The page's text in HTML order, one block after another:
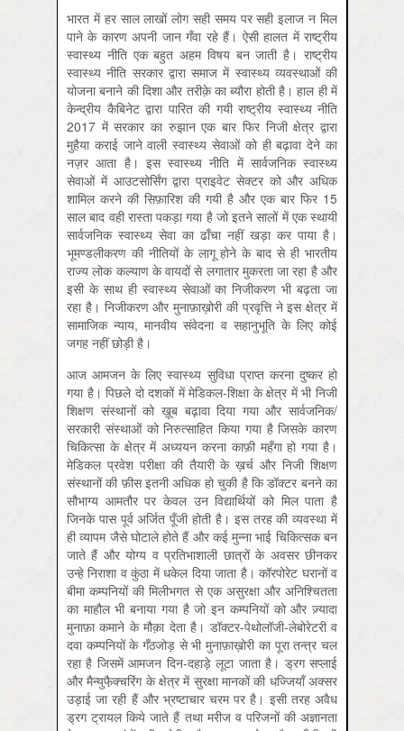
भारत में हर साल लाखों लोग सही समय पर सही इलाज न मिल
पाने के कारण अपनी जान गँवा रहे हैं। ऐसी हालत में राष्ट्रीय
स्वास्थ्य नीति एक बहुत अहम विषय बन जाती है। राष्ट्रीय
स्वास्थ्य नीति सरकार द्वारा समाज में स्वास्थ्य व्यवस्थाओं की
योजना बनाने की दिशा और तरीक़े का ब्यौरा होती है। हाल ही में
केन्द्रीय कैबिनेट द्वारा पारित की गयी राष्ट्रीय स्वास्थ्य नीति
2017 में सरकार का रुझान एक बार फिर निजी क्षेत्र द्वारा
मुहैया कराई जाने वाली स्वास्थ्य सेवाओं को ही बढ़ावा देने का
नज़र आता है। इस स्वास्थ्य नीति में सार्वजनिक स्वास्थ्य
सेवाओं में आउटसोर्सिंग द्वारा प्राइवेट सेक्टर को और अधिक
शामिल करने की सिफ़ारिश की गयी है और एक बार फिर 15
साल बाद वही रास्ता पकड़ा गया है जो इतने सालों में एक स्थायी
सार्वजनिक स्वास्थ्य सेवा का ढाँचा नहीं खड़ा कर पाया है।
भूमण्डलीकरण की नीतियों के लागू होने के बाद से ही भारतीय
राज्य लोक कल्याण के वायदों से लगातार मुकरता जा रहा है और
इसी के साथ ही स्वास्थ्य सेवाओं का निजीकरण भी बढ़ता जा
रहा है। निजीकरण और मुनाफ़ाख़ोरी की प्रवृत्ति ने इस क्षेत्र में
सामाजिक न्याय, मानवीय संवेदना व सहानुभूति के लिए कोई
जगह नहीं छोड़ी है।
आज आमजन के लिए स्वास्थ्य सुविधा प्राप्त करना दुष्कर हो
गया है। पिछले दो दशकों में मेडिकल-शिक्षा के क्षेत्र में भी निजी
शिक्षण संस्थानों को ख़ूब बढ़ावा दिया गया और सार्वजनिक/
सरकारी संस्थाओं को निरुत्साहित किया गया है जिसके कारण
चिकित्सा के क्षेत्र में अध्ययन करना काफ़ी महँगा हो गया है।
मेडिकल प्रवेश परीक्षा की तैयारी के ख़र्च और निजी शिक्षण
संस्थानों की फ़ीस इतनी अधिक हो चुकी है कि डॉक्टर बनने का
सौभाग्य आमतौर पर केवल उन विद्यार्थियों को मिल पाता है
जिनके पास पूर्व अर्जित पूँजी होती है। इस तरह की व्यवस्था में
ही व्यापम जैसे घोटाले होते हैं और कई मुन्ना भाई चिकित्सक बन
जाते हैं और योग्य व प्रतिभाशाली छात्रों के अवसर छीनकर
उन्हे निराशा व कुंठा में धकेल दिया जाता है। कॉरपोरेट घरानों व
बीमा कम्पनियों की मिलीभगत से एक असुरक्षा और अनिश्चितता
का माहौल भी बनाया गया है जो इन कम्पनियों को और ज़्यादा
मुनाफ़ा कमाने के मौक़ा देता है। डॉक्टर-पेथोलॉजी-लेबोरेटरी व
दवा कम्पनियों के गँठजोड़ से भी मुनाफ़ाख़ोरी का पूरा तन्त्र चल
रहा है जिसमें आमजन दिन-दहाड़े लूटा जाता है। ड्रग सप्लाई
और मैन्युफै़क्चरिंग के क्षेत्र में सुरक्षा मानकों की धज्जियाँ अक्सर
उड़ाई जा रही हैं और भ्रष्टाचार चरम पर है। इसी तरह अवैध
ड्रग ट्रायल किये जाते हैं तथा मरीज व परिजनों की अज्ञानता